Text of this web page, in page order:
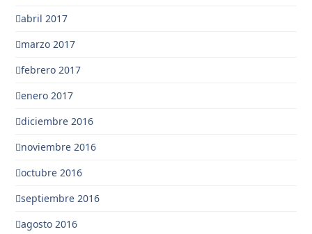
abril 2017
marzo 2017
febrero 2017
enero 2017
diciembre 2016
noviembre 2016
octubre 2016
septiembre 2016
agosto 2016